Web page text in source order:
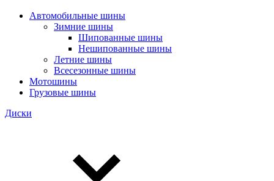
Автомобильные шины
Зимние шины
Шипованные шины
Нешипованные шины
Летние шины
Всесезонные шины
Мотошины
Грузовые шины
Диски